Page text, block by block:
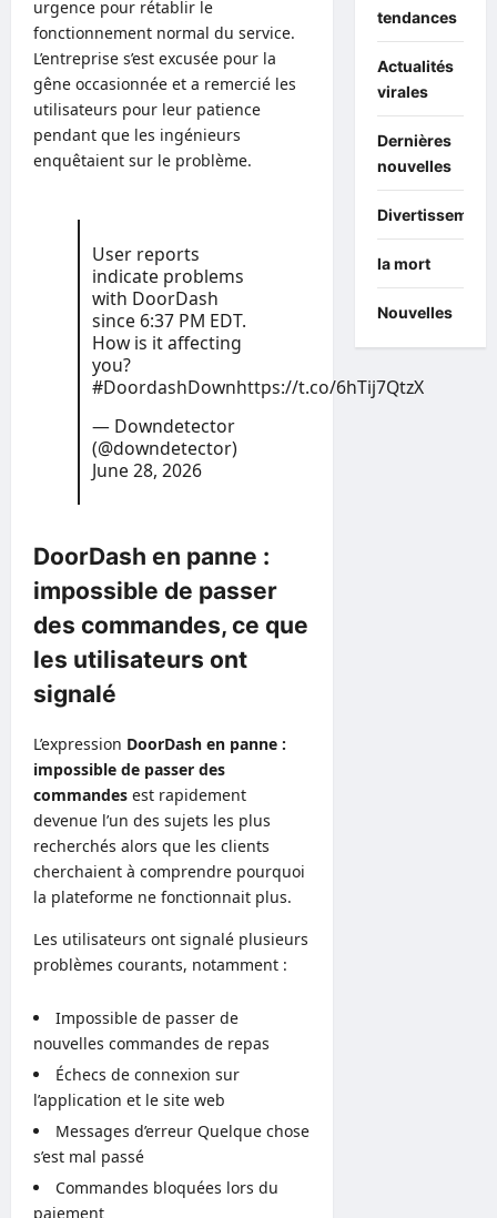
urgence pour rétablir le
fonctionnement normal du service.
L’entreprise s’est excusée pour la
gêne occasionnée et a remercié les
utilisateurs pour leur patience
pendant que les ingénieurs
enquêtaient sur le problème.
User reports
indicate problems
with DoorDash
since 6:37 PM EDT.
How is it affecting
you?
#DoordashDownhttps://t.co/6hTij7QtzX
— Downdetector
(@downdetector)
June 28, 2026
DoorDash en panne :
impossible de passer
des commandes, ce que
les utilisateurs ont
signalé
L’expression DoorDash en panne :
impossible de passer des
commandes est rapidement
devenue l’un des sujets les plus
recherchés alors que les clients
cherchaient à comprendre pourquoi
la plateforme ne fonctionnait plus.
Les utilisateurs ont signalé plusieurs
problèmes courants, notamment :
Impossible de passer de
nouvelles commandes de repas
Échecs de connexion sur
l’application et le site web
Messages d’erreur Quelque chose
s’est mal passé
Commandes bloquées lors du
paiement
tendances
Actualités
virales
Dernières
nouvelles
Divertissement
la mort
Nouvelles